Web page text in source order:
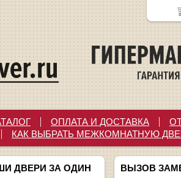
ОПЛАТА И ДОСТАВКА
КАК ВЫБРАТЬ МЕЖКОМНАТНУЮ
ДВЕРИ ЗА ОДИН
ВЫЗОВ